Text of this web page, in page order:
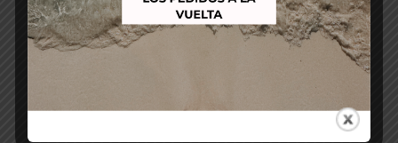
Productos relacionados